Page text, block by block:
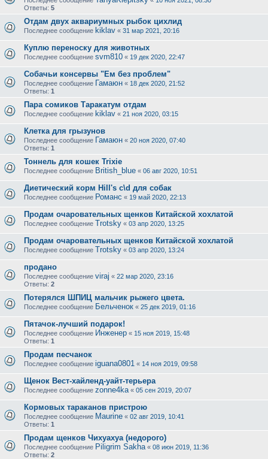
Ответы: 5
Отдам двух аквариумных рыбок цихлид
Последнее сообщение kiklav « 31 мар 2021, 20:16
Куплю переноску для животных
Последнее сообщение svm810 « 19 дек 2020, 22:47
Собачьи консервы "Ем без проблем"
Последнее сообщение Гамаюн « 18 дек 2020, 21:52
Ответы: 1
Пара сомиков Таракатум отдам
Последнее сообщение kiklav « 21 ноя 2020, 03:15
Клетка для грызунов
Последнее сообщение Гамаюн « 20 ноя 2020, 07:40
Ответы: 1
Тоннель для кошек Trixie
Последнее сообщение British_blue « 06 авг 2020, 10:51
Диетический корм Hill's c\d для собак
Последнее сообщение Романс « 19 май 2020, 22:13
Продам очаровательных щенков Китайской хохлатой
Последнее сообщение Trotsky « 03 апр 2020, 13:25
Продам очаровательных щенков Китайской хохлатой
Последнее сообщение Trotsky « 03 апр 2020, 13:24
продано
Последнее сообщение viraj « 22 мар 2020, 23:16
Ответы: 2
Потерялся ШПИЦ мальчик рыжего цвета.
Последнее сообщение Бельченок « 25 дек 2019, 01:16
Пятачок-лучший подарок!
Последнее сообщение Инженер « 15 ноя 2019, 15:48
Ответы: 1
Продам песчанок
Последнее сообщение iguana0801 « 14 ноя 2019, 09:58
Щенок Вест-хайленд-уайт-терьера
Последнее сообщение zonne4ka « 05 сен 2019, 20:07
Кормовых тараканов пристрою
Последнее сообщение Maurine « 02 авг 2019, 10:41
Ответы: 1
Продам щенков Чихуахуа (недорого)
Последнее сообщение Piligrim Sakha « 08 июн 2019, 11:36
Ответы: 2